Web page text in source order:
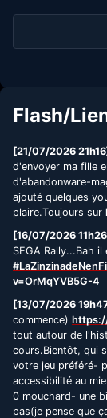
Flash/
[21/07/2026
d'envoyer ma fille
d'abandonware-
ajouté quelques
plaire.Toujours sur
[16/07/2026
SEGA Rally...Bah
v=OrMqYVB5G-4
[13/07/2026
commence)
tout autour de
cours.Bientôt, qui
votre jeu préféré-
accessibilité au
0 mouchard- une
pas(je pense que